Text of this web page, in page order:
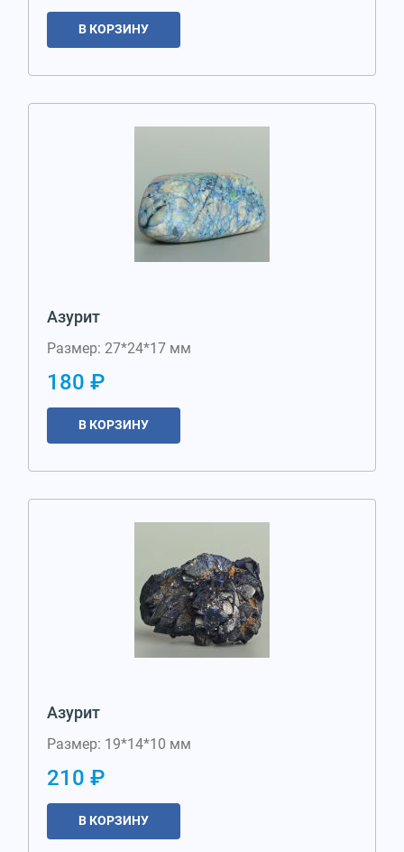
В КОРЗИНУ
Азурит
Размер: 27*24*17 мм
180 ₽
В КОРЗИНУ
Азурит
Размер: 19*14*10 мм
210 ₽
В КОРЗИНУ